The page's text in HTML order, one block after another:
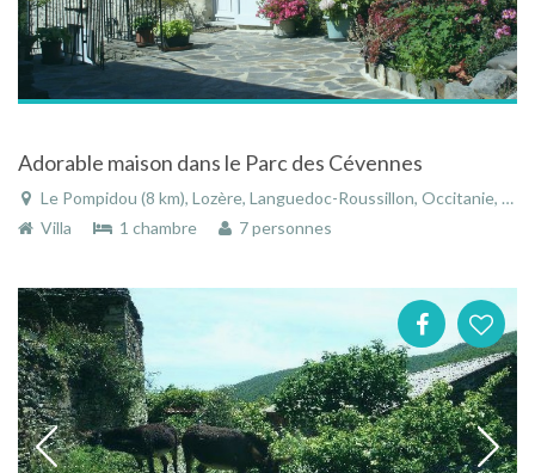
Adorable maison dans le Parc des Cévennes
Le Pompidou (8 km), Lozère, Languedoc-Roussillon, Occitanie, France
Villa
1 chambre 7 personnes